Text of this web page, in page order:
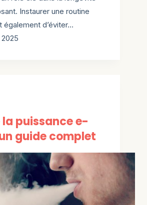
Instaurer une routine
d’éviter…
la puissance e-
guide complet